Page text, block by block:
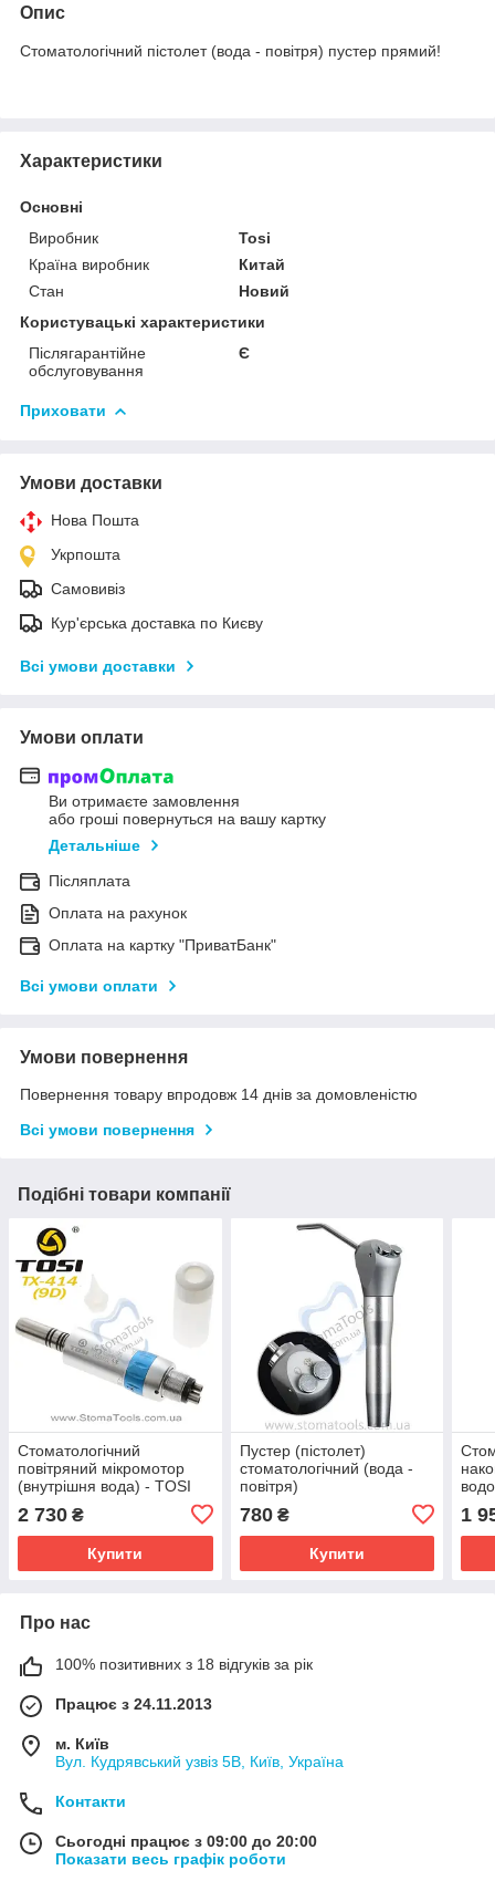
Опис
Стоматологічний пістолет (вода - повітря) пустер прямий!
Характеристики
Основні
Виробник
Tosi
Країна виробник
Китай
Стан
Новий
Користувацькі характеристики
Післягарантійне
обслуговування
Є
Приховати
Умови доставки
Нова Пошта
Укрпошта
Самовивіз
Кур'єрська доставка по Києву
Всі умови доставки
Умови оплати
Ви отримаєте замовлення
або гроші повернуться на вашу картку
Детальніше
Післяплата
Оплата на рахунок
Оплата на картку "ПриватБанк"
Всі умови оплати
Умови повернення
Повернення товару впродовж 14 днів за домовленістю
Всі умови повернення
Подібні товари компанії
Стоматологічний
повітряний мікромотор
(внутрішня вода) - TOSI
2 730 ₴
Купити
Пустер (пістолет)
стоматологічний (вода -
повітря)
780₴
Купити
1
Про нас
100% позитивних з 18 відгуків за рік
Працює з 24.11.2013
м. Київ
Вул. Кудрявський узвіз 5В, Київ, Україна
Контакти
Сьогодні працює з 09:00 до 20:00
Показати весь графік роботи